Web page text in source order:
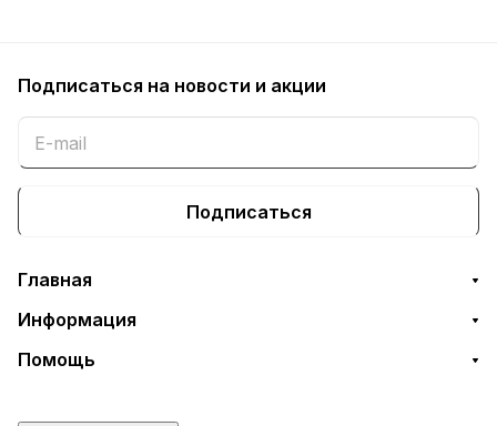
Подписаться на новости и акции
Подписаться
Главная
Информация
Помощь